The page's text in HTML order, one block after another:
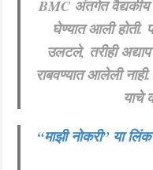
खुशखबर ! रेल्वे मध्ये ४०९८ जुनिअर
BMC अंतर्गत वैद्यकीय
घेण्यात आली होती.
उलटले, तरीही
राबवण्यात आलेली
याचे
“माझी नोकरी” या